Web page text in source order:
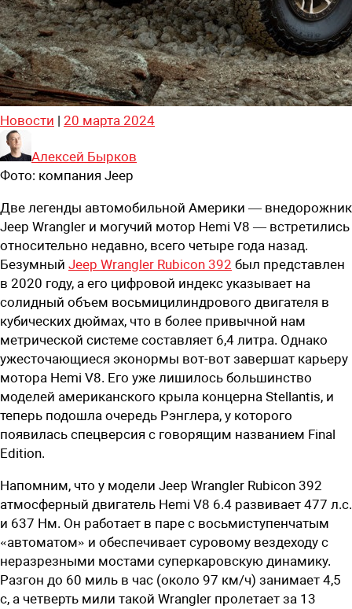
Новости | 20 марта 2024
Алексей Бырков
Фото: компания Jeep
Две легенды автомобильной Америки — внедорожник
Jeep Wrangler и могучий мотор Hemi V8 — встретились
относительно недавно, всего четыре года назад.
Безумный Jeep Wrangler Rubicon 392 был представлен
в 2020 году, а его цифровой индекс указывает на
солидный объем восьмицилиндрового двигателя в
кубических дюймах, что в более привычной нам
метрической системе составляет 6,4 литра. Однако
ужесточающиеся эконормы вот-вот завершат карьеру
мотора Hemi V8. Его уже лишилось большинство
моделей американского крыла концерна Stellantis, и
теперь подошла очередь Рэнглера, у которого
появилась спецверсия с говорящим названием Final
Edition.
Напомним, что у модели Jeep Wrangler Rubicon 392
атмосферный двигатель Hemi V8 6.4 развивает 477 л.с.
и 637 Нм. Он работает в паре с восьмиступенчатым
«автоматом» и обеспечивает суровому вездеходу с
неразрезными мостами суперкаровскую динамику.
Разгон до 60 миль в час (около 97 км/ч) занимает 4,5
с, а четверть мили такой Wrangler пролетает за 13